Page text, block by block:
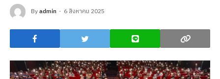
Byadmin 6 สิงหาคม 2025